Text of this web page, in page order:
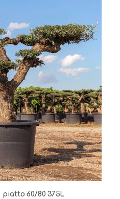
60/80 375L